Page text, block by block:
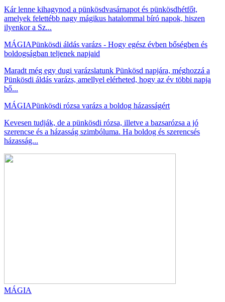
Kár lenne kihagynod a pünkösdvasárnapot és pünkösdhétfőt,
amelyek felettébb nagy mágikus hatalommal bíró napok, hiszen
ilyenkor a Sz...
MÁGIAPünkösdi áldás varázs - Hogy egész évben bőségben és
boldogságban teljenek napjaid
Maradt még egy dugi varázslatunk Pünkösd napjára, méghozzá a
Pünkösdi áldás varázs, amellyel elérheted, hogy az év többi napja
bő...
MÁGIAPünkösdi rózsa varázs a boldog házasságért
Kevesen tudják, de a pünkösdi rózsa, illetve a bazsarózsa a jó
szerencse és a házasság szimbóluma. Ha boldog és szerencsés
házasság...
MÁGIA